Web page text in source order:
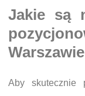
Jakie są
Warszawie
Aby skutecznie